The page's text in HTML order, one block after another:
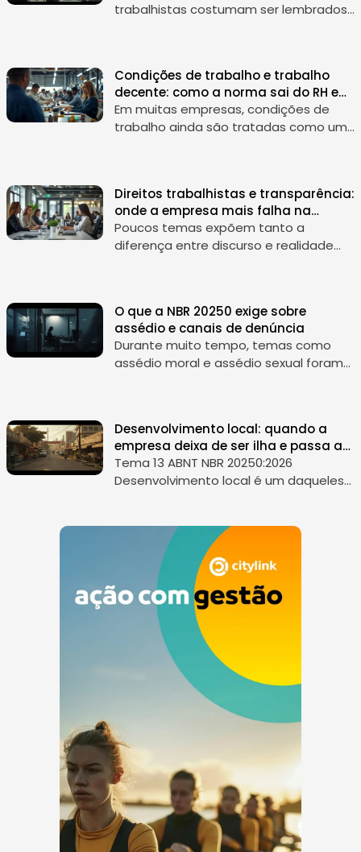
trabalhistas costumam ser lembrados
de enxergar...
Condições de trabalho e trabalho
decente: como a norma sai do RH e
entra no ESG
Em muitas empresas, condições de
trabalho ainda são tratadas como um
e...
Direitos trabalhistas e transparência:
onde a empresa mais falha na
auditoria
Poucos temas expõem tanto a
diferença entre discurso e realidade
internas bem...
O que a NBR 20250 exige sobre
assédio e canais de denúncia
Durante muito tempo, temas como
assédio moral e assédio sexual foram
NBR...
Desenvolvimento local: quando a
empresa deixa de ser ilha e passa a
construir território
Tema 13 ABNT NBR 20250:2026
Desenvolvimento local é um daqueles
demonstrar com consistência. Em
relatórios e discurso...